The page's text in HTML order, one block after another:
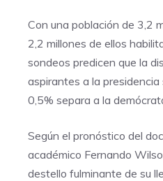
Con una población de 3,2
2,2 millones de ellos
sondeos predicen que la
aspirantes a la presidencia
0,5% separa a la
Según el pronóstico del
académico Fernando
destello fulminante de su